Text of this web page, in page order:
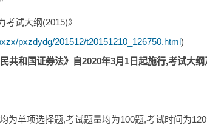
试大纲(2015)》
pxzdydg/201512/t20151210_126750.html)
共和国证券法》自2020年3月1日起施行,考试大
为单项选择题,考试题量均为100题,考试时间为